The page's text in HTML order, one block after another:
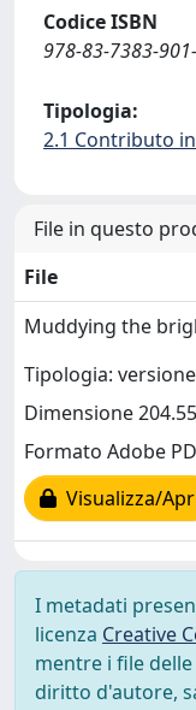
Codice ISBN
978-83-7383-
Tipologia:
2.1 Contributo
File in questo
File
Muddying the
Tipologia:
Dimensione
Formato Adobe
Visualizza/
I metadati
licenza Creative
mentre i file
diritto d'autore,